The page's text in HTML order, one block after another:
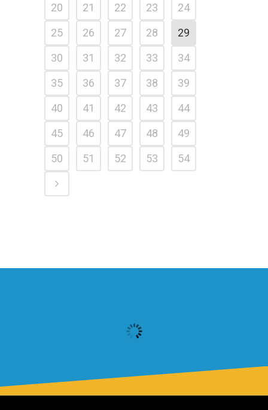
20
21 22 23
24
25
26 27 28
29
30
31 32 33
34
35
36 37 38
39
40
41 42 43
44
45
46 47 48
49
50
51 52 53 54